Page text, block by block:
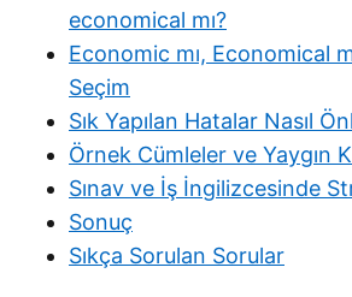
economical mı?
Economic mı, Economical
Seçim
Sık Yapılan Hatalar Nasıl
Örnek Cümleler ve Yaygın
Sınav ve İş İngilizcesinde
Sonuç
Sıkça Sorulan Sorular